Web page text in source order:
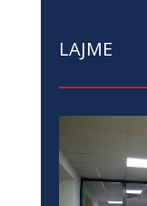
LAJME